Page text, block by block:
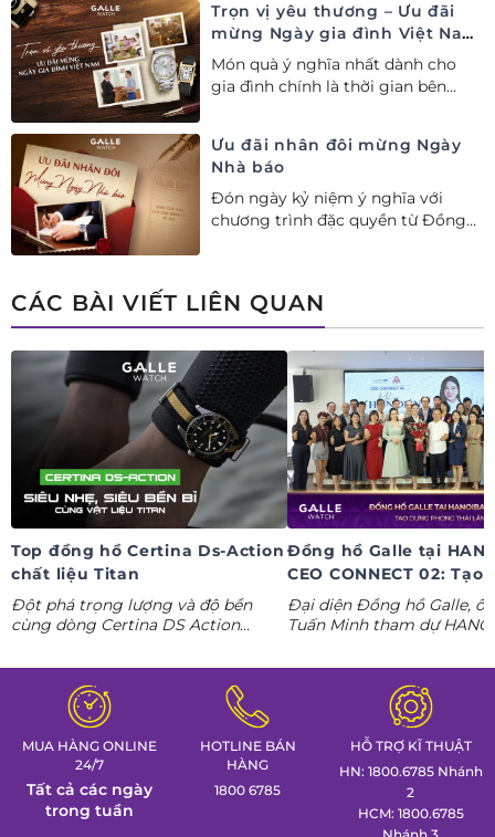
Trọn vị yêu thương – Ưu đãi
mừng Ngày gia đình Việt Nam
28/06
Món quà ý nghĩa nhất dành cho
gia đình chính là thời gian bên
Gia đình Việt Nam.
Ưu đãi nhân đôi mừng Ngày
Nhà báo
Đón ngày kỷ niệm ý nghĩa với
chương trình đặc quyền từ Đồng
CÁC BÀI VIẾT LIÊN QUAN
Top đồng hồ Certina Ds-Action
chất liệu Titan
Đột phá trọng lượng và độ bền
cùng dòng Certina DS Action
tác thể thao cá tính nhất trong
Tuần lễ đồng hồ Thụy Sỹ cùng
Đồng hồ Galle!
Đồng hồ Galle tại
CEO CONNECT 02: Tạo
phong thái lãnh đạo kỷ
nguyên AI
Đại diện Đồng hồ Galle,
Tuấn Minh tham dự
gian trưng bày đồng hồ
định hình phong thái lãnh
MUA HÀNG ONLINE
24/7
Tất cả các ngày
trong tuần
HOTLINE BÁN
HÀNG
1800 6785
HỖ TRỢ KĨ THUẬT
HN: 1800.6785 Nhánh
2
HCM: 1800.6785